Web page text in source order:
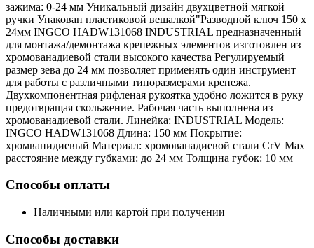
зажима: 0-24 мм Уникальный дизайн двухцветной мягкой
ручки Упакован пластиковой вешалкой"Разводной ключ 150 x
24мм INGCO HADW131068 INDUSTRIAL предназначенный
для монтажа/демонтажа крепежных элементов изготовлен из
хромованадиевой стали высокого качества Регулируемый
размер зева до 24 мм позволяет применять один инструмент
для работы с различными типоразмерами крепежа.
Двухкомпонентная рифленая рукоятка удобно ложится в руку
предотвращая скольжение. Рабочая часть выполнена из
хромованадиевой стали. Линейка: INDUSTRIAL Модель:
INGCO HADW131068 Длина: 150 мм Покрытие:
хромванидиевый Материал: хромованадиевой стали CrV Мах
расстояние между губками: до 24 мм Толщина губок: 10 мм
Способы оплаты
Наличными или картой при получении
Способы доставки